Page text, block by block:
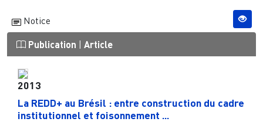
Notice
Publication Article
2013
La REDD+ au Brésil : entre construction du cadre
institutionnel et foisonnement ...